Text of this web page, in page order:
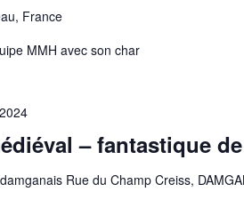
France
MMH avec son char
– fantastique
Rue du Champ Creiss,